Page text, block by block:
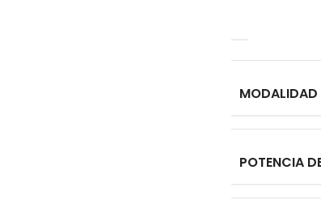
MODALIDAD
POTENCIA